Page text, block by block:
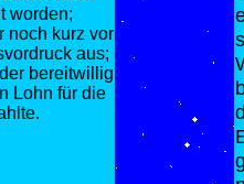
worden;
noch kurz vor
aus;
bereitwillig
Lohn für die